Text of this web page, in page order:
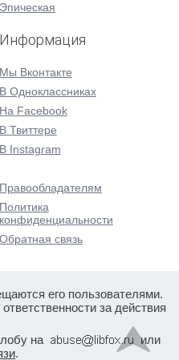
Эпическая
Информация
Мы Вконтакте
В Одноклассниках
На Facebook
В Твиттере
В Instagram
Правообладателям
Политика
конфиденциальности
Обратная связь
его пользователями.
за действия
на
или
.